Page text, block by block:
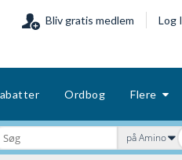
Bliv gratis medlem Log
Ordbog Flere
på Amino